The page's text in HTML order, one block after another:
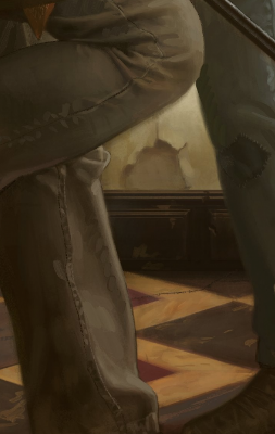
Gallery 拾光壁纸 HDQwalls Hd 通用
99.00